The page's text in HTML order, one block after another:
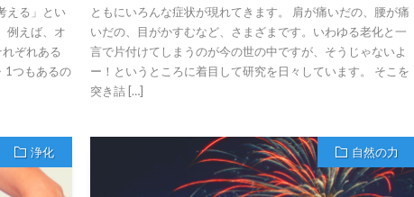
える」とい
例えば、オ
ぞれある
1つもあるの
ともにいろんな症状が現れてきます。 肩が痛いだの、腰が痛
いだの、目がかすむなど、さまざまです。いわゆる老化と一
言で片付けてしまうのが今の世の中ですが、そうじゃないよ
ー！というところに着目して研究を日々しています。 そこを
突き詰 […]
浄化 自然の力